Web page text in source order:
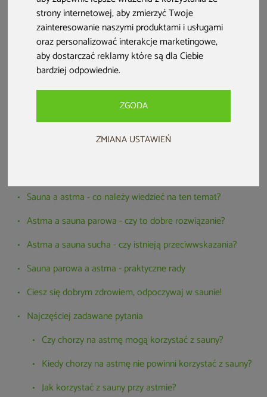
strony internetowej,aby zmierzyć Twoje
zainteresowanie naszymi produktami i usługami
oraz personalizować interakcje marketingowe,
aby dostarczać reklamy które są dla Ciebie
bardziej odpowiednie.
ZGODA
ZMIANA USTAWIEŃ
Sauna a astma - co należy wiedzieć na ten temat?
Astma a sauna parowa - czy to dobre rozwiązanie?
Astma a sauna sucha - czy istnieją przeciwwskazania?
Sauna parowa a astma - praktyczne rady
Ciesz się dobrym zdrowiem, odpoczywaj w saunie!
Najczęściej zadawane pytania
Czy chorzy na astmę mogą korzystać z sauny?
Kiedy chorzy na astmę nie powinni korzystać z sauny?
Jak korzystać z sauny przy astmie?